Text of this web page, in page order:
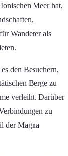
Meer hat,
Wanderer als
den Besuchern,
Berge zu
verleiht. Darüber
zu
der Magna